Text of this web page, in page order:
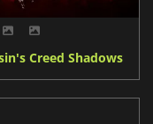
Creed Shadows